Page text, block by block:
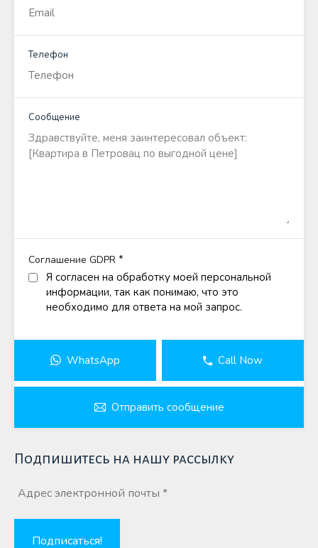
Телефон
Сообщение
Соглашение GDPR *
Я согласен на обработку моей персональной
информации, так как понимаю, что это
необходимо для ответа на мой запрос.
WhatsApp Call Now
Отправить сообщение
Подпишитесь на нашу рассылку